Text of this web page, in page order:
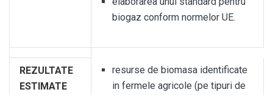
biogaz conform normelor UE.
REZULTATE
ESTIMATE
resurse de biomasa identificate
in fermele agricole (pe tipuri de